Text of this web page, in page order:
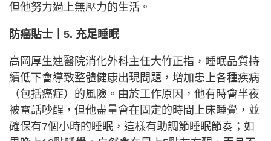
但他努力過上無壓力的生活。
防癌貼士｜5. 充足睡眠
高岡厚生連醫院消化外科主任大竹正指，睡眠品質持
續低下會導致整體健康出現問題，增加患上各種疾病
（包括癌症）的風險。由於工作原因，他有時會半夜
被電話吵醒，但他盡量會在固定的時間上床睡覺，並
確保有7個小時的睡眠，這樣有助調節睡眠節奏；如